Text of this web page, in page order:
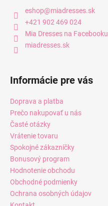
eshop@miadresses.sk
+421 902 469 024
Mia Dresses na Facebooku
miadresses.sk
Informácie pre vás
Doprava a platba
Prečo nakupovať u nás
Časté otázky
Vrátenie tovaru
Spokojné zákazníčky
Bonusový program
Hodnotenie obchodu
Obchodné podmienky
Ochrana osobných údajov